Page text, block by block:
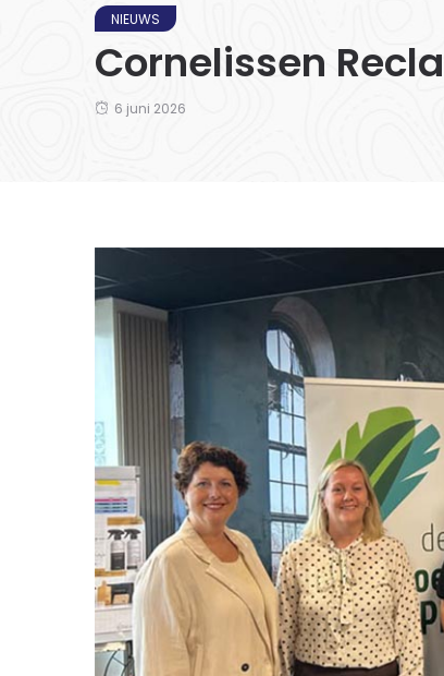
NIEUWS
Cornelissen
6 juni 2026